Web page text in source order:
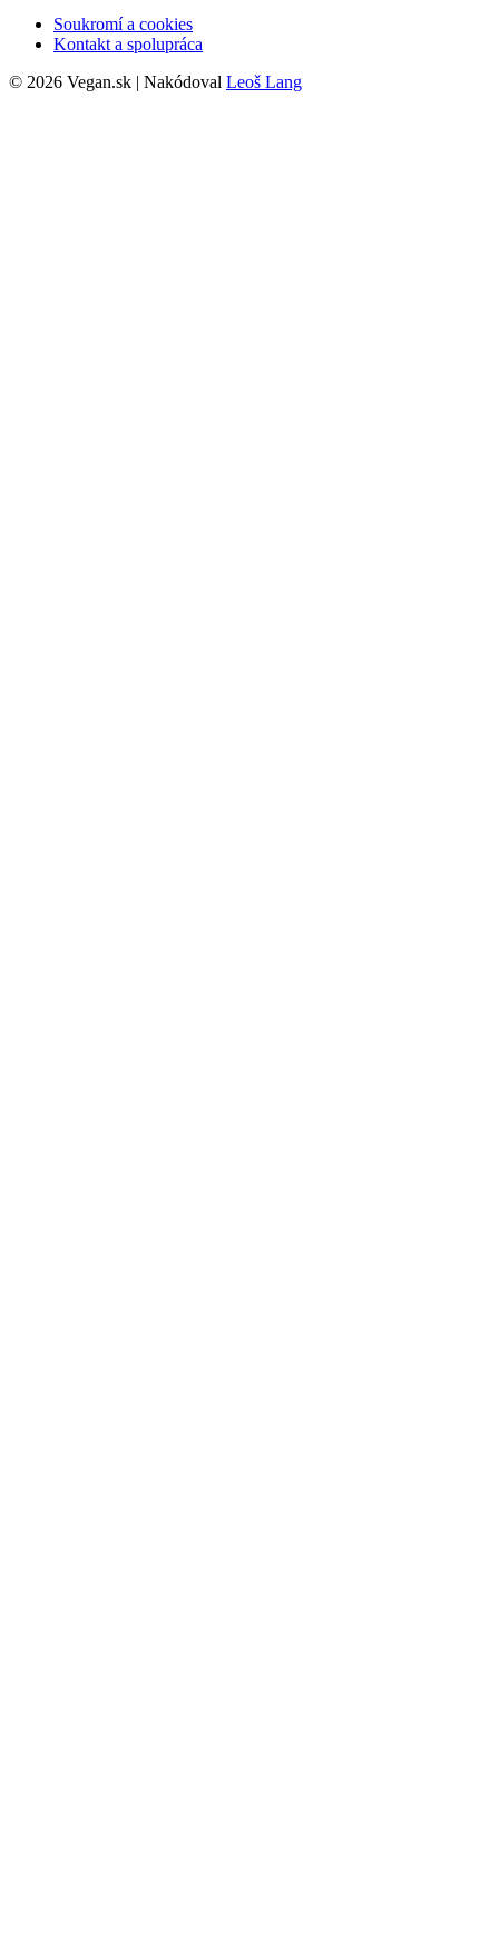
Soukromí a cookies
Kontakt a spolupráca
© 2026 Vegan.sk | Nakódoval Leoš Lang